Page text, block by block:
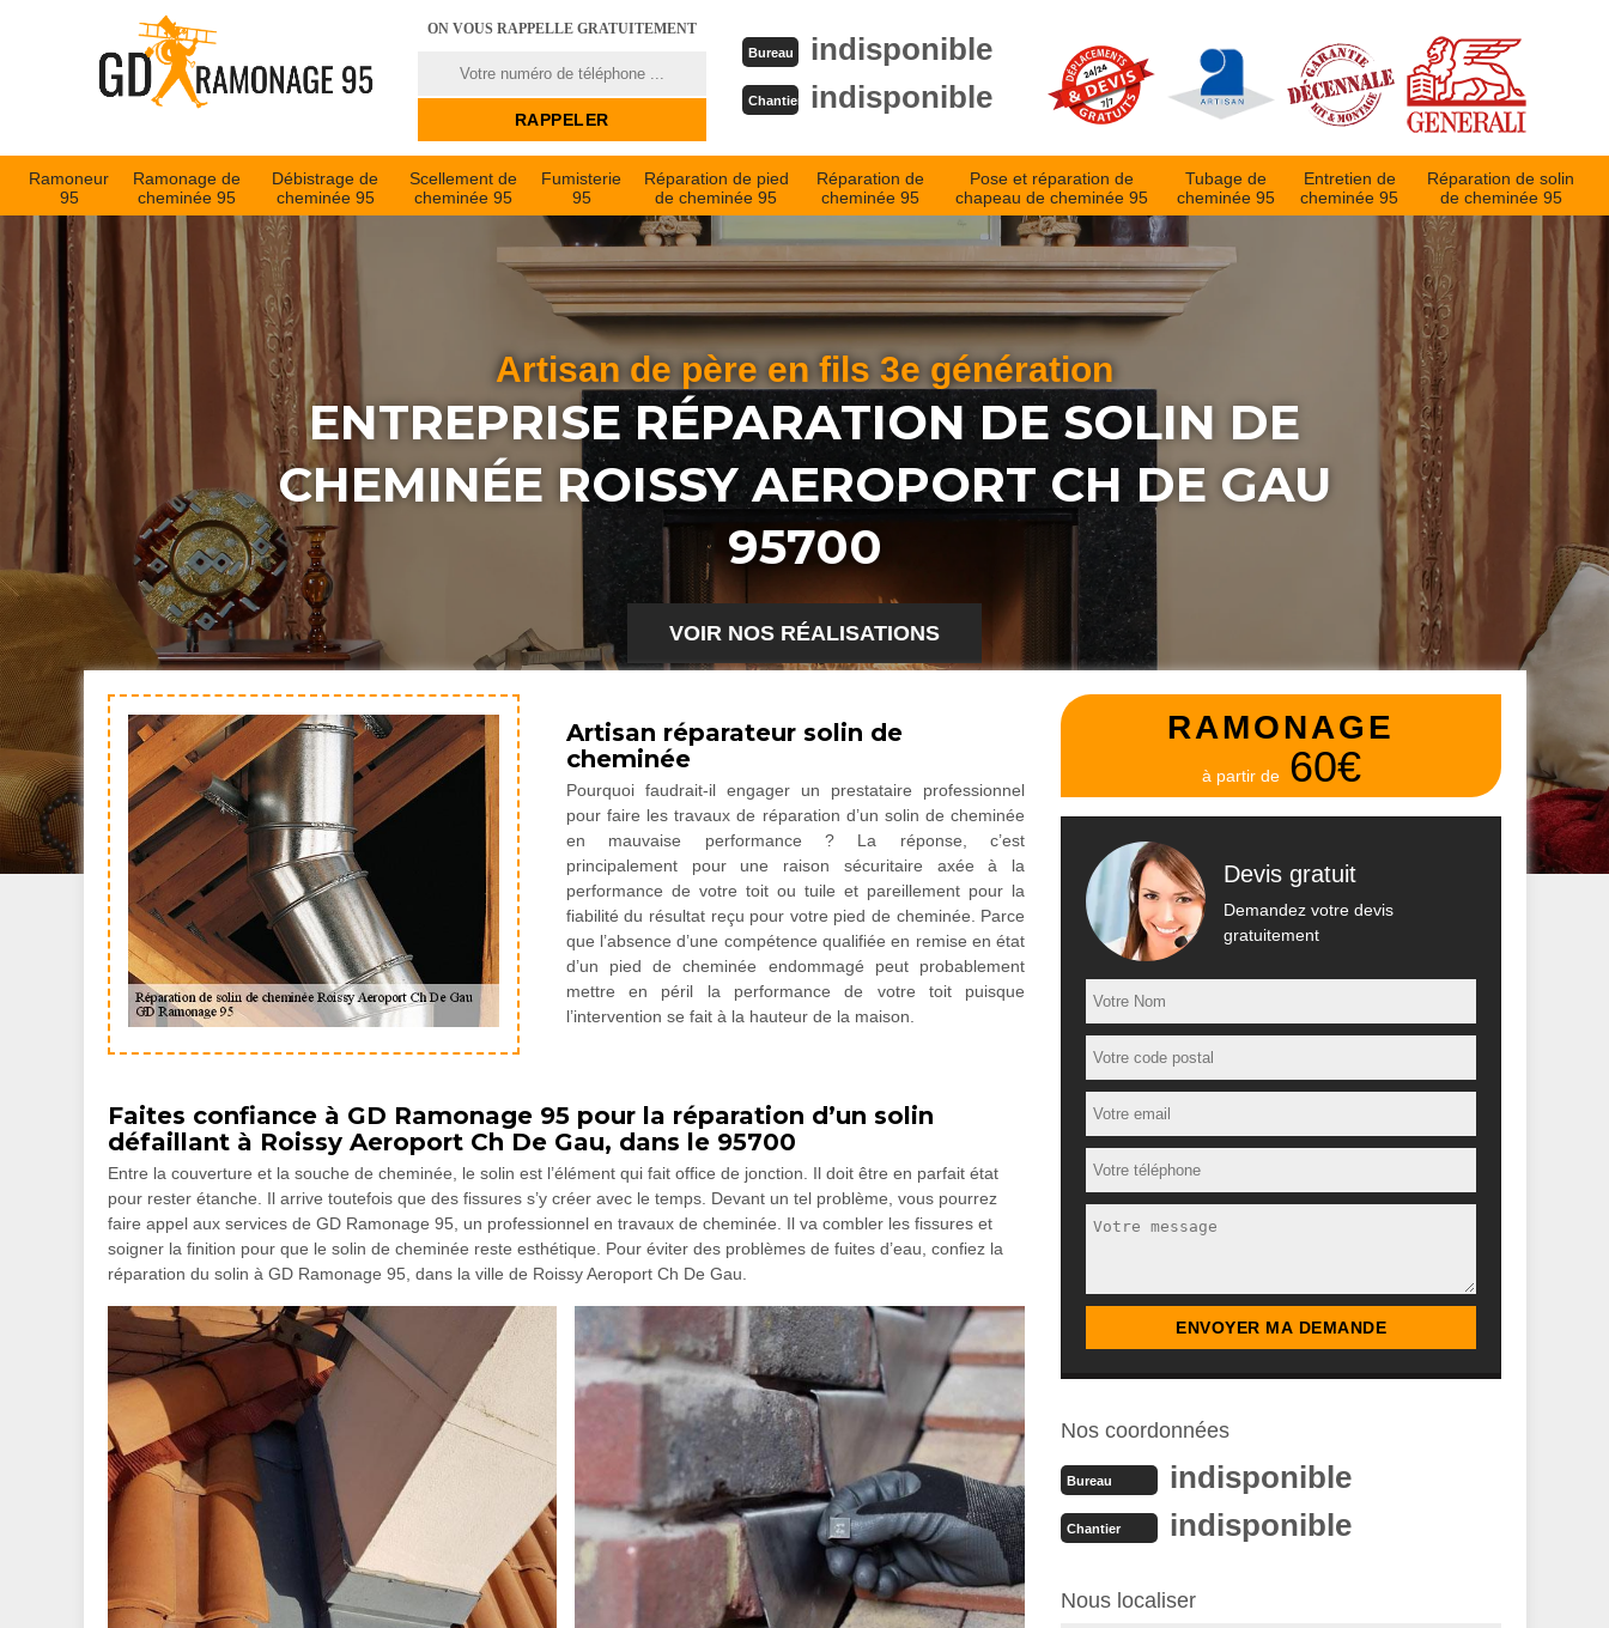
ON VOUS RAPPELLE GRATUITEMENT
Bureau indisponible
Chantier indisponible
Ramoneur
95
Ramonage de
cheminée 95
Débistrage de
cheminée 95
Scellement de
cheminée 95
Fumisterie
95
Réparation de pied
de cheminée 95
Réparation de
cheminée 95
Pose et réparation de
chapeau de cheminée 95
Tubage de
cheminée 95
Entretien de
cheminée 95
Réparation de solin
de cheminée 95
Artisan de père en fils 3e génération
ENTREPRISE RÉPARATION DE SOLIN DE
CHEMINÉE ROISSY AEROPORT CH DE GAU
95700
VOIR NOS RÉALISATIONS
Artisan réparateur solin de
cheminée
Pourquoi faudrait-il engager un prestataire professionnel
pour faire les travaux de réparation d’un solin de cheminée
en mauvaise performance ? La réponse, c’est
principalement pour une raison sécuritaire axée à la
performance de votre toit ou tuile et pareillement pour la
fiabilité du résultat reçu pour votre pied de cheminée. Parce
que l’absence d’une compétence qualifiée en remise en état
d’un pied de cheminée endommagé peut probablement
mettre en péril la performance de votre toit puisque
l’intervention se fait à la hauteur de la maison.
Faites confiance à GD Ramonage 95 pour la réparation d’un solin
défaillant à Roissy Aeroport Ch De Gau, dans le 95700
Entre la couverture et la souche de cheminée, le solin est l’élément qui fait office de jonction. Il doit être en parfait état
pour rester étanche. Il arrive toutefois que des fissures s’y créer avec le temps. Devant un tel problème, vous pourrez
faire appel aux services de GD Ramonage 95, un professionnel en travaux de cheminée. Il va combler les fissures et
soigner la finition pour que le solin de cheminée reste esthétique. Pour éviter des problèmes de fuites d’eau, confiez la
réparation du solin à GD Ramonage 95, dans la ville de Roissy Aeroport Ch De Gau.
RAMONAGE
à partir de 60€
Devis gratuit
Demandez votre devis
gratuitement
Nos coordonnées
Bureau indisponible
Chantier indisponible
Nous localiser